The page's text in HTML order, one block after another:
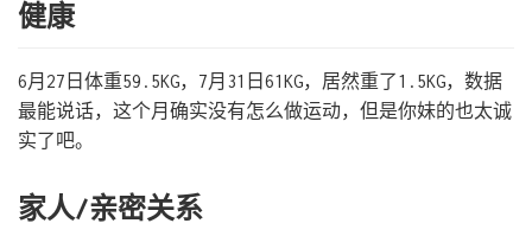
健康
6月27日体重59.5KG，7月31日61KG，居然重了1.5KG，数据
最能说话，这个月确实没有怎么做运动，但是你妹的也太诚
实了吧。
家人/亲密关系